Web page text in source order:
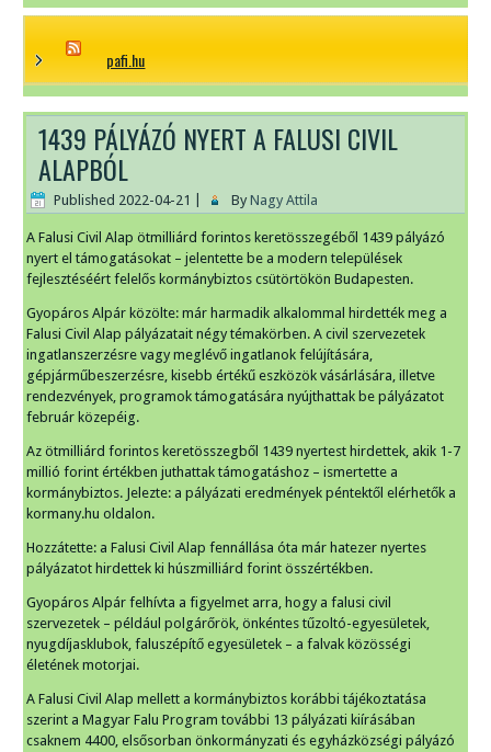
pafi.hu
1439 PÁLYÁZÓ NYERT A FALUSI CIVIL
ALAPBÓL
Published 2022-04-21 By Nagy Attila
A Falusi Civil Alap ötmilliárd forintos keretösszegéből 1439 pályázó
nyert el támogatásokat – jelentette be a modern települések
fejlesztéséért felelős kormánybiztos csütörtökön Budapesten.
Gyopáros Alpár közölte: már harmadik alkalommal hirdették meg a
Falusi Civil Alap pályázatait négy témakörben. A civil szervezetek
ingatlanszerzésre vagy meglévő ingatlanok felújítására,
gépjárműbeszerzésre, kisebb értékű eszközök vásárlására, illetve
rendezvények, programok támogatására nyújthattak be pályázatot
február közepéig.
Az ötmilliárd forintos keretösszegből 1439 nyertest hirdettek, akik 1-7
millió forint értékben juthattak támogatáshoz – ismertette a
kormánybiztos. Jelezte: a pályázati eredmények péntektől elérhetők a
kormany.hu oldalon.
Hozzátette: a Falusi Civil Alap fennállása óta már hatezer nyertes
pályázatot hirdettek ki húszmilliárd forint összértékben.
Gyopáros Alpár felhívta a figyelmet arra, hogy a falusi civil
szervezetek – például polgárőrök, önkéntes tűzoltó-egyesületek,
nyugdíjasklubok, faluszépítő egyesületek – a falvak közösségi
életének motorjai.
A Falusi Civil Alap mellett a kormánybiztos korábbi tájékoztatása
szerint a Magyar Falu Program további 13 pályázati kiírásában
csaknem 4400, elsősorban önkormányzati és egyházközségi pályázó